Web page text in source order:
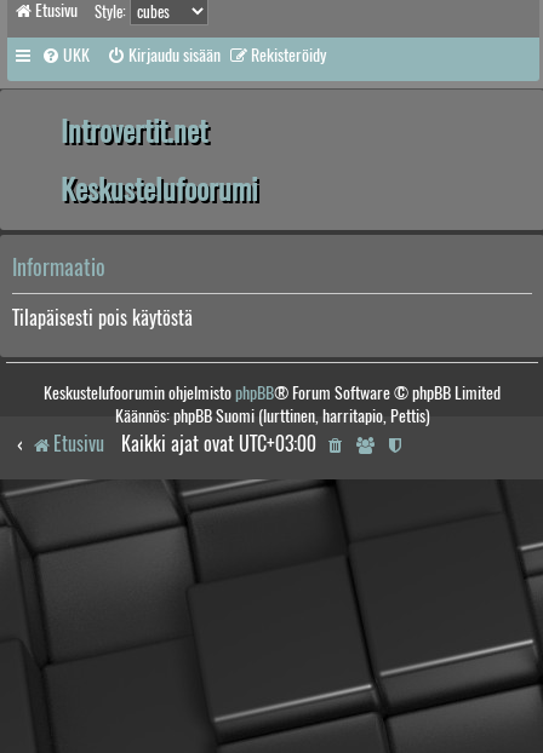
Etusivu Style:
UKK Kirjaudu sisään Rekisteröidy
Introvertit.net
Keskustelufoorumi
Informaatio
Tilapäisesti pois käytöstä
Keskustelufoorumin ohjelmistophpBB® Forum Software © phpBB Limited
Käännös: phpBB Suomi (lurttinen, harritapio, Pettis)
Etusivu Kaikki ajat ovat UTC+03:00